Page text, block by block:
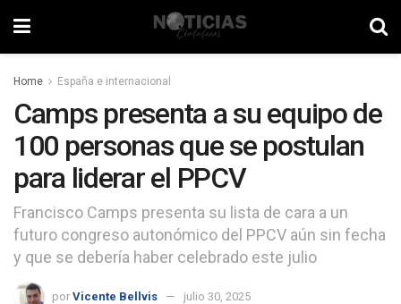
Home España e internacional
Camps presenta a su equipo de
100 personas que se postulan
para liderar el PPCV
Francisco Camps presenta su lista de cara a un
futuro congreso autonómico del PPCV aún sin fecha
y que se debería haber celebrado este julio
por Vicente Bellvis julio 30, 2025